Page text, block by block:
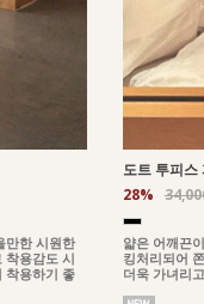
만한 시원한
용감도 시
착용하기 좋
도트 투피스
28%
얇은 어깨끈
킹처리되어
더욱 가녀리